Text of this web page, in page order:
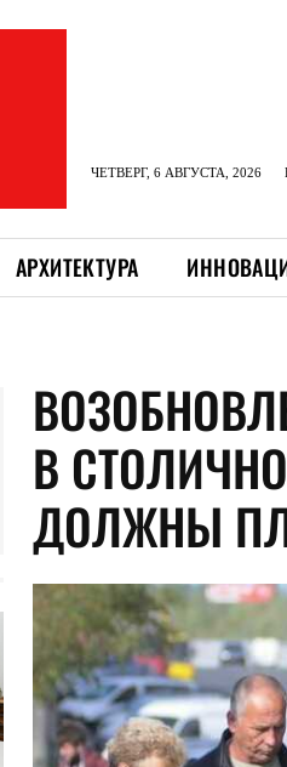
ЧЕТВЕРГ, 6 АВГУСТА, 2026
АРХИТЕКТУРА
В
ДОЛЖНЫ